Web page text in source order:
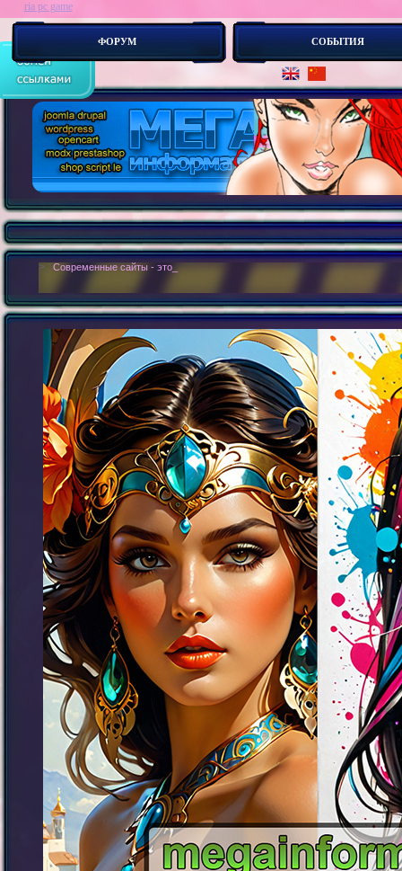
ФОРУМ СОБЫТИЯ
ria pc game
> : Современные сайты - это бестелесные роботы. Новые концепии _